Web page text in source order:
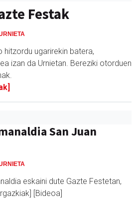
Festak
hitzordu ugarirekin batera,
izan da Urnietan. Bereziki otorduen
San Juan
eskaini dute Gazte Festetan,
[Bideoa]